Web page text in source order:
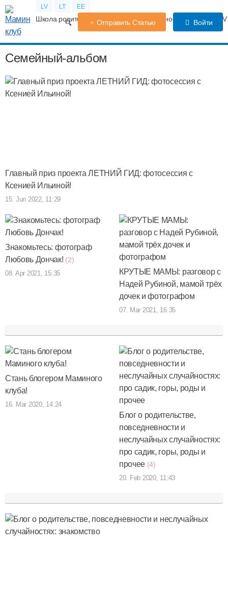
LV LT EE
Школа родителей Календарь беременности Форум
Отправить Статью Войти
Семейный-альбом
Главный приз проекта ЛЕТНИЙ ГИД: фотосессия с
Ксенией Ильиной!
15. Jun 2022, 11:29
Знакомьтесь: фотограф
Любовь Дончак! (2)
08. Apr 2021, 15:35
КРУТЫЕ МАМЫ: разговор с
Надей Рубиной, мамой трёх
дочек и фотографом
07. Mar 2021, 16:35
Стань блогером Маминого
клуба!
16. Mar 2020, 14:24
Блог о родительстве,
повседневности и
неслучайных случайностях:
про садик, горы, роды и
прочее (4)
20. Feb 2020, 11:43